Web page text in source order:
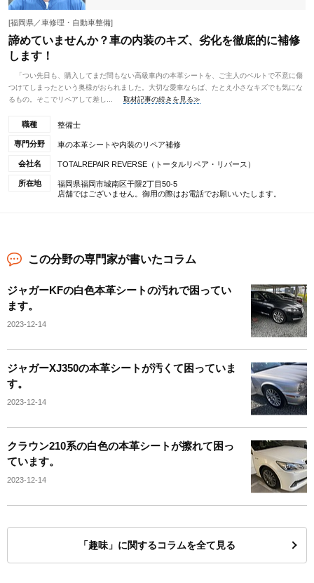
[福岡県／車修理・自動車整備]
諦めていませんか？車の内装のキズ、劣化を徹底的に補修
します！
「つい先日も、購入してまだ間もない高級車内の本革シートを、ご主人のベルトで不意に傷
つけてしまったという奥様がおられました。大切な愛車ならば、たとえ小さなキズでも気にな
るもの。そこでリペアして差し...
取材記事の続きを見る≫
職種 整備士
専門分野 車の本革シートや内装のリペア補修
会社名 TOTALREPAIR REVERSE（トータルリペア・リバース）
所在地
福岡県福岡市城南区干隈2丁目50-5
店舗ではございません。御用の際はお電話でお願いいたします。
この分野の専門家が書いたコラム
ジャガーKFの白色本革シートの汚れで困ってい
ます。
2023-12-14
ジャガーXJ350の本革シートが汚くて困っていま
す。
2023-12-14
クラウン210系の白色の本革シートが擦れて困っ
ています。
2023-12-14
「趣味」に関するコラムを全て見る